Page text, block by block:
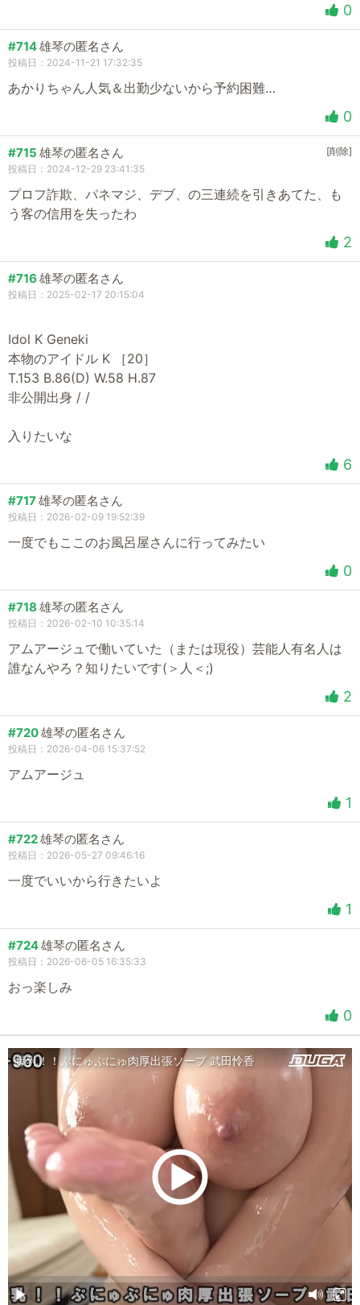
0
#714雄琴の匿名さん
投稿日：2024-11-21 17:32:35
あかりちゃん人気＆出勤少ないから予約困難…
0
#715 雄琴の匿名さん
[削除]
投稿日：2024-12-29 23:41:35
プロフ詐欺、パネマジ、デブ、の三連続を引きあてた、も
う客の信用を失ったわ
2
#716 雄琴の匿名さん
投稿日：2025-02-17 20:15:04
Idol K Geneki
本物のアイドル K ［20］
T.153 B.86(D) W.58 H.87
非公開出身 / /
入りたいな
6
#717雄琴の匿名さん
投稿日：2026-02-09 19:52:39
一度でもここのお風呂屋さんに行ってみたい
0
#718 雄琴の匿名さん
投稿日：2026-02-10 10:35:14
アムアージュで働いていた（または現役）芸能人有名人は
誰なんやろ？知りたいです(＞人＜;)
2
#720雄琴の匿名さん
投稿日：2026-04-06 15:37:52
アムアージュ
1
#722雄琴の匿名さん
投稿日：2026-05-27 09:46:16
一度でいいから行きたいよ
1
#724雄琴の匿名さん
投稿日：2026-06-05 16:35:33
おっ楽しみ
0